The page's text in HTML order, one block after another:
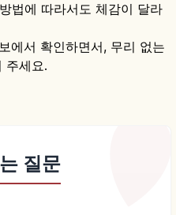
법에 따라서도 체감이 달라
에서 확인하면서, 무리 없는
주세요.
질문